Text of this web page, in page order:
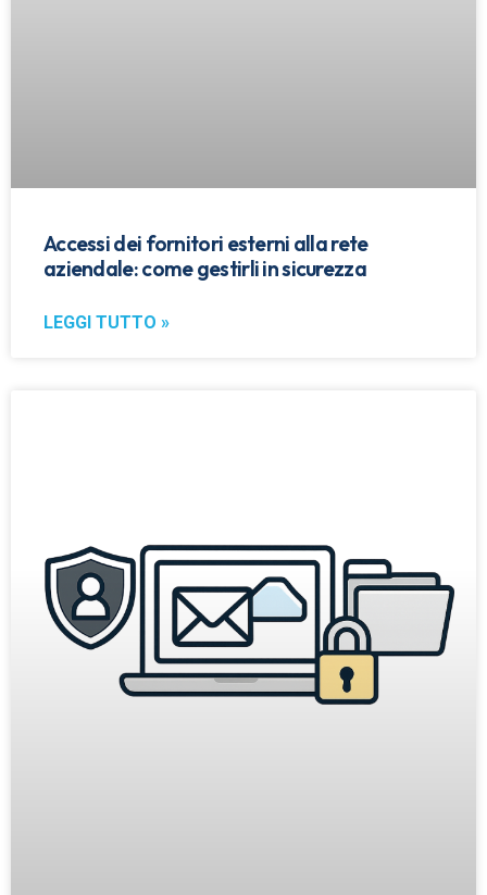
Accessi dei fornitori esterni alla rete
aziendale: come gestirli in sicurezza
LEGGI TUTTO »